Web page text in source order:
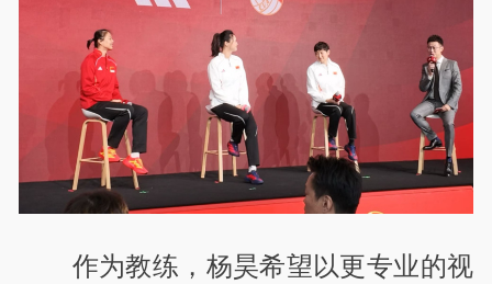
作为教练，杨昊希望以更专业的视